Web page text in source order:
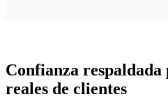
Confianza respaldada
reales de clientes